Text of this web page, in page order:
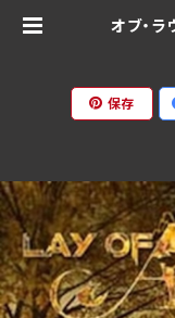
オブ・ラ
保存